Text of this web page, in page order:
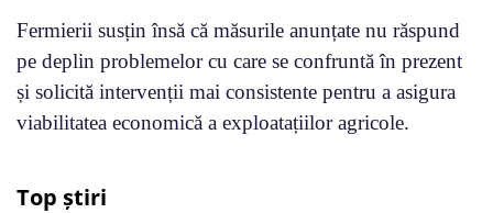
Fermierii susțin însă că măsurile anunțate nu răspund
pe deplin problemelor cu care se confruntă în prezent
și solicită intervenții mai consistente pentru a asigura
viabilitatea economică a exploatațiilor agricole.
Top știri